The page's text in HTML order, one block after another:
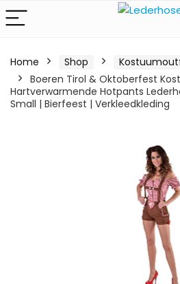
Home Shop
Boeren Tirol & Oktoberfest
Hartverwarmende Hotpants
Small | Bierfeest | Verkleedkleding